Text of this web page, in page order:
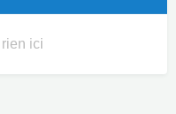
rien ici